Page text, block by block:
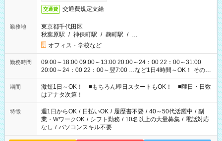
交通費 交通費規定支給
勤務地
東京都千代田区
秋葉原駅 / 神保町駅 / 麹町駅 / …
オフィス・学校など
勤務時間
09:00～18:00 09:00～13:00 20:00～24：00 22：00～31:00
20:00～24：00 22：00～翌7:00 …など1日4時間～OK！ その他
シフトもございます！ お気軽にご相談ください！
期間
激短1日～OK！ ■もちろん即日スタートもOK！ ■曜日・日数
はアナタ次第！
特徴 週1日からOK / 日払いOK / 履歴書不要 / 40～50代活躍中 / 副
業・WワークOK / シフト勤務 / 10名以上の大量募集 / 電話対応
なし / パソコンスキル不要